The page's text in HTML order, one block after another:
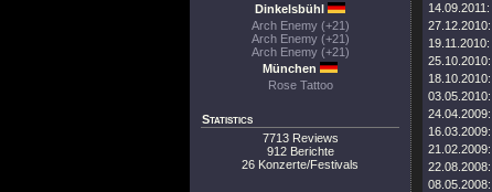
Dinkelsbühl
Arch Enemy (+21)
Arch Enemy (+21)
Arch Enemy (+21)
München
Rose Tattoo
Statistics
7713 Reviews
912 Berichte
26 Konzerte/Festivals
14.09.2011:
27.12.2010:
19.11.2010:
25.10.2010:
18.10.2010:
03.05.2010:
24.04.2009:
16.03.2009:
21.02.2009:
22.08.2008:
08.05.2008: